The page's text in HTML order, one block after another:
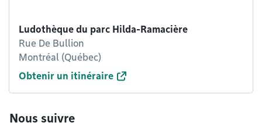
Ludothèque du parc Hilda-Ramacière
Rue De Bullion
Montréal (Québec)
Obtenir un itinéraire
Nous suivre